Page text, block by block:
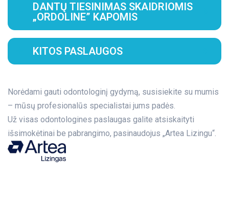
DANTŲ TIESINIMAS SKAIDRIOMIS
„ORDOLINE” KAPOMIS
KITOS PASLAUGOS
Norėdami gauti odontologinį gydymą, susisiekite su mumis
– mūsų profesionalūs specialistai jums padės.
Už visas odontologines paslaugas galite atsiskaityti
išsimokėtinai be pabrangimo, pasinaudojus „Artea Lizingu“.